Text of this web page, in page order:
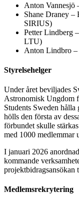
Anton Vannesjö
Shane Draney –
SIRIUS)
Petter Lindberg
LTU)
Anton Lindbro –
Styrelsehelger
Under året beviljades
Astronomisk Ungdom
Students Sweden hålla
hölls den första av
förbundet skulle
med 1000 medlemmar
I januari 2026
kommande
Medlemsrekrytering